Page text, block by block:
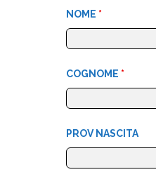
NOME *
COGNOME *
PROV NASCITA